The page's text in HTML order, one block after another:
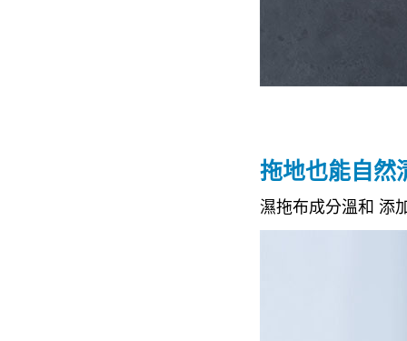
拖地也能自然
濕拖布成分溫和 添